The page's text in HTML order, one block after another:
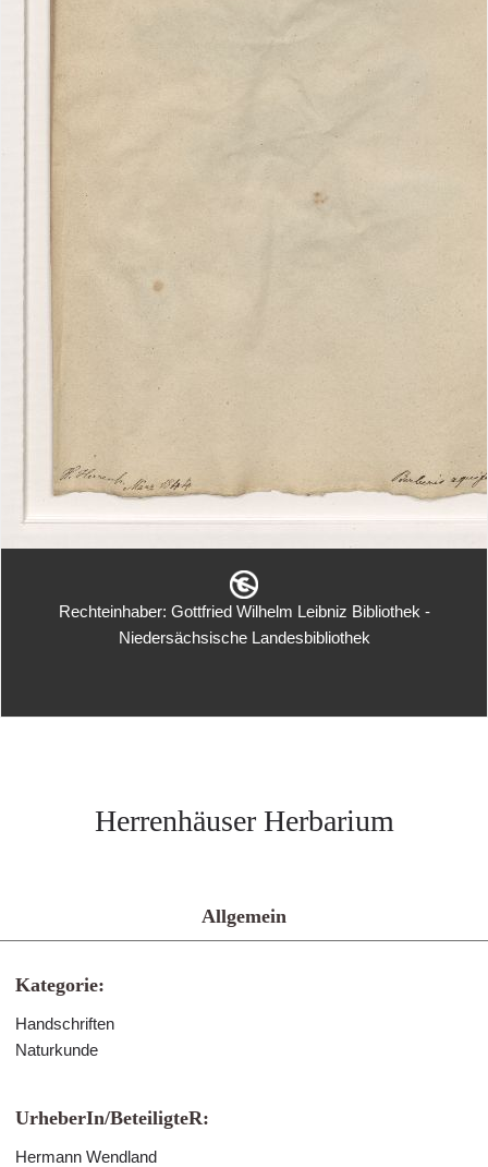
Rechteinhaber: Gottfried Wilhelm Leibniz Bibliothek -
Niedersächsische Landesbibliothek
Herrenhäuser Herbarium
Allgemein
Kategorie:
Handschriften
Naturkunde
UrheberIn/BeteiligteR:
Hermann Wendland